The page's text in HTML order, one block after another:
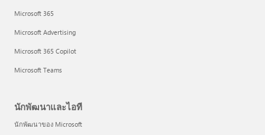
Microsoft 365
Microsoft Advertising
Microsoft 365 Copilot
Microsoft Teams
นักพัฒนาและไอที
นักพัฒนาของ Microsoft